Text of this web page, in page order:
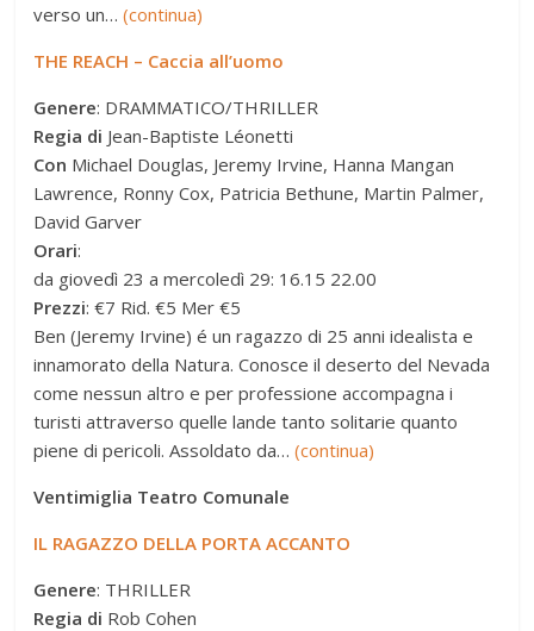
verso un…(continua)
THE REACH – Caccia all’uomo
Genere: DRAMMATICO/THRILLER
Regia di Jean-Baptiste Léonetti
Con Michael Douglas, Jeremy Irvine, Hanna Mangan
Lawrence, Ronny Cox, Patricia Bethune, Martin Palmer,
David Garver
Orari:
da giovedì 23 a mercoledì 29: 16.15 22.00
Prezzi: €7 Rid. €5 Mer €5
Ben (Jeremy Irvine) é un ragazzo di 25 anni idealista e
innamorato della Natura. Conosce il deserto del Nevada
come nessun altro e per professione accompagna i
turisti attraverso quelle lande tanto solitarie quanto
piene di pericoli. Assoldato da…(continua)
Ventimiglia Teatro Comunale
IL RAGAZZO DELLA PORTA ACCANTO
Genere: THRILLER
Regia di Rob Cohen